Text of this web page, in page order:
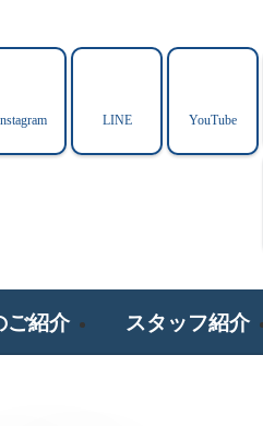
LINE YouTube
ご紹介 スタッフ紹介